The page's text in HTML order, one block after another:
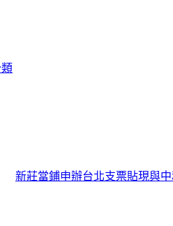
新莊當鋪申辦台北支票貼現與